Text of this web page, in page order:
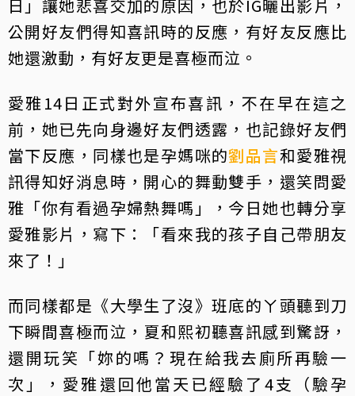
日」讓她悲喜交加的原因，也於IG曬出影片，
公開好友們得知喜訊時的反應，有好友反應比
她還激動，有好友更是喜極而泣。
愛雅14日正式對外宣布喜訊，不在早在這之
前，她已先向身邊好友們透露，也記錄好友們
當下反應，同樣也是孕媽咪的劉品言和愛雅視
訊得知好消息時，開心的舞動雙手，還笑問愛
雅「你有看過孕婦熱舞嗎」，今日她也轉分享
愛雅影片，寫下：「看來我的孩子自己帶朋友
來了！」
而同樣都是《大學生了沒》班底的ㄚ頭聽到刀
下瞬間喜極而泣，夏和熙初聽喜訊感到驚訝，
還開玩笑「妳的嗎？現在給我去廁所再驗一
次」，愛雅還回他當天已經驗了4支（驗孕